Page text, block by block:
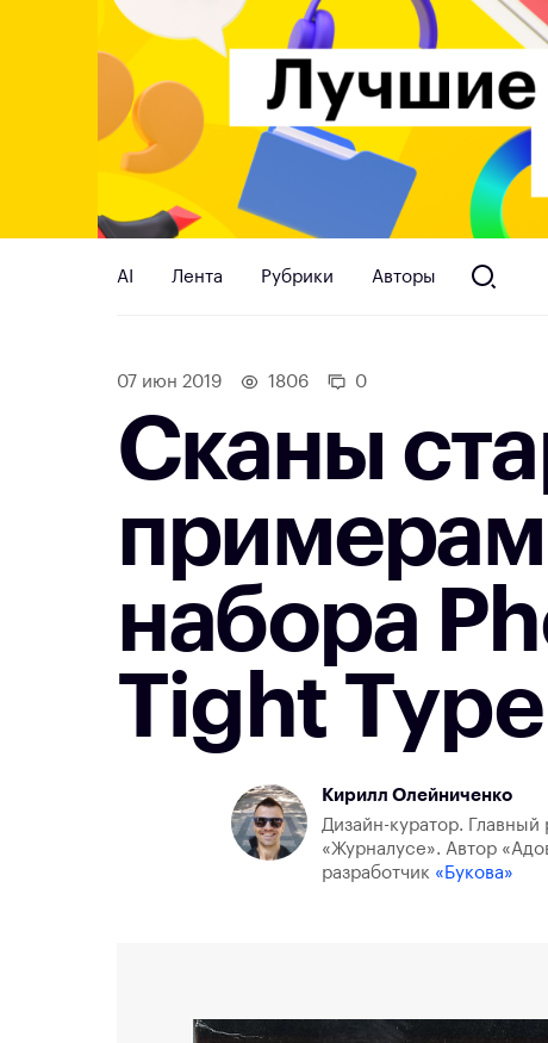
AI Лента Рубрики Авторы
07 июн 2019 1806 0
Сканы
набора
Tight
Кирилл Олейниченко
Дизайн-куратор. Главный
«Журналусе». Автор
разработчик «Букова»